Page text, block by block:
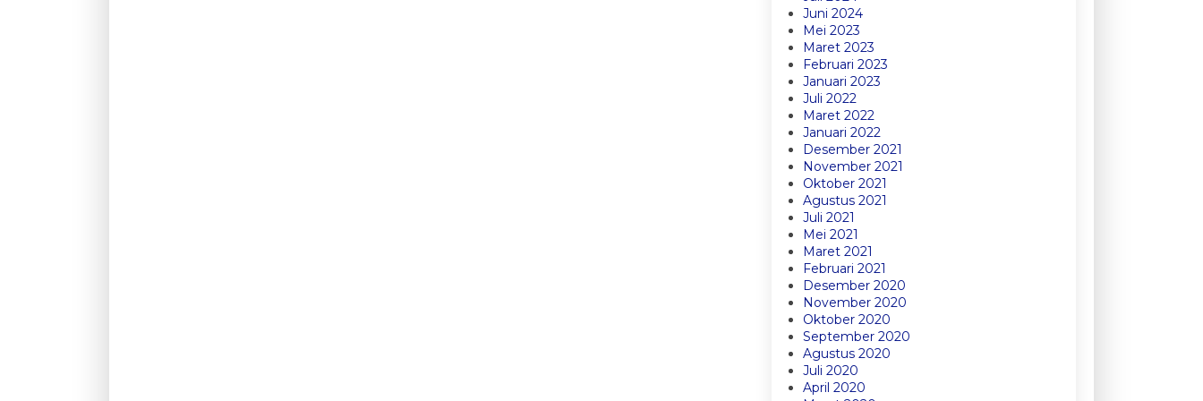
Juni 2024
Mei 2023
Maret 2023
Februari 2023
Januari 2023
Juli 2022
Maret 2022
Januari 2022
Desember 2021
November 2021
Oktober 2021
Agustus 2021
Juli 2021
Mei 2021
Maret 2021
Februari 2021
Desember 2020
November 2020
Oktober 2020
September 2020
Agustus 2020
Juli 2020
April 2020